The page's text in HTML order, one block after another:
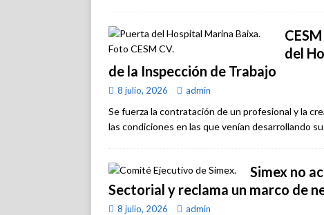
del
de la Inspección de Trabajo
8 julio, 2026 admin
Se fuerza la contratación de un profesional y la
las condiciones en las que venían desarrollando
Simex no
Sectorial y reclama un marco de
8 julio, 2026 admin